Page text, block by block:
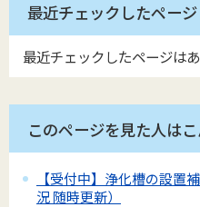
最近チェックしたページ
最近チェックしたページはあ
このページを見た人は
【受付中】浄化槽の設置
況 随時更新）